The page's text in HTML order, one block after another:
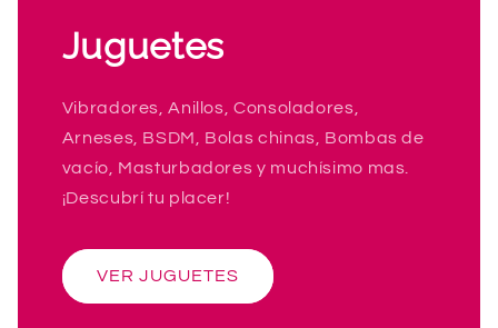
Juguetes
Vibradores, Anillos, Consoladores,
Arneses, BSDM, Bolas chinas, Bombas de
vacío, Masturbadores y muchísimo mas.
¡Descubrí tu placer!
VER JUGUETES